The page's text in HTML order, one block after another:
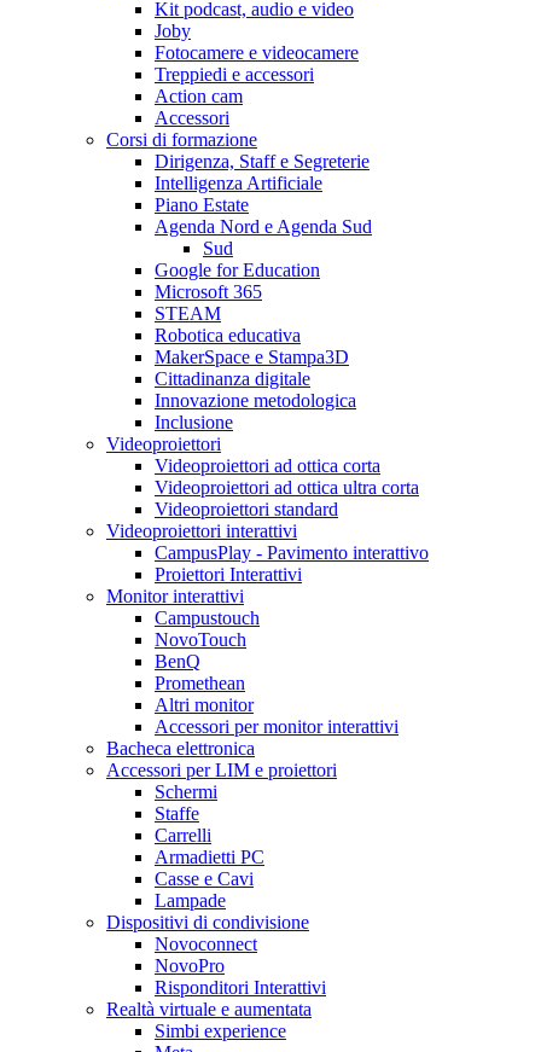
Kit podcast, audio e video
Joby
Fotocamere e videocamere
Treppiedi e accessori
Action cam
Accessori
Corsi di formazione
Dirigenza, Staff e Segreterie
Intelligenza Artificiale
Piano Estate
Agenda Nord e Agenda Sud
Sud
Google for Education
Microsoft 365
STEAM
Robotica educativa
MakerSpace e Stampa3D
Cittadinanza digitale
Innovazione metodologica
Inclusione
Videoproiettori
Videoproiettori ad ottica corta
Videoproiettori ad ottica ultra corta
Videoproiettori standard
Videoproiettori interattivi
CampusPlay - Pavimento interattivo
Proiettori Interattivi
Monitor interattivi
Campustouch
NovoTouch
BenQ
Promethean
Altri monitor
Accessori per monitor interattivi
Bacheca elettronica
Accessori per LIM e proiettori
Schermi
Staffe
Carrelli
Armadietti PC
Casse e Cavi
Lampade
Dispositivi di condivisione
Novoconnect
NovoPro
Risponditori Interattivi
Realtà virtuale e aumentata
Simbi experience